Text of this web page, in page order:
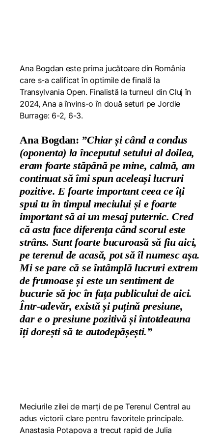
Ana Bogdan este prima jucătoare din România
care s-a calificat în optimile de finală la
Transylvania Open. Finalistă la turneul din Cluj în
2024, Ana a învins-o în două seturi pe Jordie
Burrage: 6-2, 6-3.
Ana Bogdan: ”Chiar și când a condus
(oponenta) la începutul setului al doilea,
eram foarte stăpână pe mine, calmă, am
continuat să îmi spun aceleași lucruri
pozitive. E foarte important ceea ce îți
spui tu în timpul meciului și e foarte
important să ai un mesaj puternic. Cred
că asta face diferența când scorul este
strâns. Sunt foarte bucuroasă să fiu aici,
pe terenul de acasă, pot să îl numesc așa.
Mi se pare că se întâmplă lucruri extrem
de frumoase și este un sentiment de
bucurie să joc în fața publicului de aici.
Într-adevăr, există și puțină presiune,
dar e o presiune pozitivă și întotdeauna
îți dorești să te autodepășești.”
Meciurile zilei de marți de pe Terenul Central au
adus victorii clare pentru favoritele principale.
Anastasia Potapova a trecut rapid de Julia